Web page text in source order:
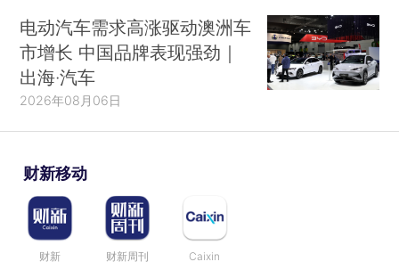
电动汽车需求高涨驱动澳洲车
市增长 中国品牌表现强劲｜
出海·汽车
2026年08月06日
财新移动
财新 财新周刊 Caixin